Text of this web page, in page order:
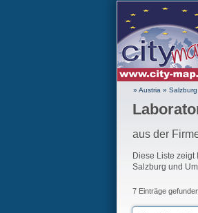
» Austria » Salzburg
aus der
Diese Liste
Salzburg und
7 Einträge